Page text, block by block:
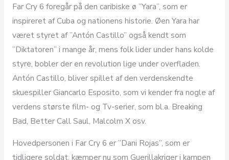
Far Cry 6 foregår på den caribiske ø ”Yara”, som er
inspireret af Cuba og nationens historie. Øen Yara har
været styret af ”Antón Castillo” også kendt som
”Diktatoren” i mange år, mens folk lider under hans kolde
styre, bobler der en revolution lige under overfladen.
Antón Castillo, bliver spillet af den verdenskendte
skuespiller Giancarlo Esposito, som vi kender fra nogle af
verdens største film- og Tv-serier, som bl.a. Breaking
Bad, Better Call Saul, Malcolm X osv.
Hovedpersonen i Far Cry 6 er ”Dani Rojas”, som er
tidligere soldat, kæmper nu som Guerillakriger i kampen